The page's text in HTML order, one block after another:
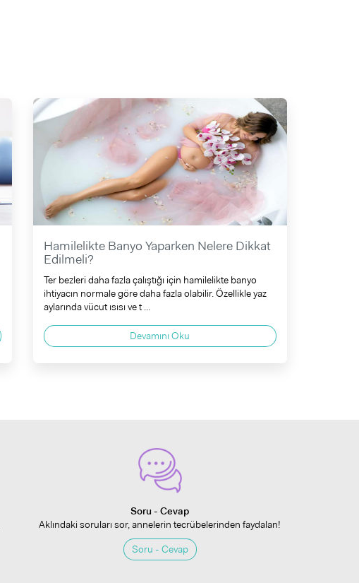
Hamilelikte Banyo Yaparken Nelere Dikkat
Edilmeli?
Ter bezleri daha fazla çalıştığı için hamilelikte banyo
ihtiyacın normale göre daha fazla olabilir. Özellikle yaz
aylarında vücut ısısı ve t ...
Devamını Oku
Soru - Cevap
Aklındaki soruları sor, annelerin tecrübelerinden faydalan!
Soru - Cevap